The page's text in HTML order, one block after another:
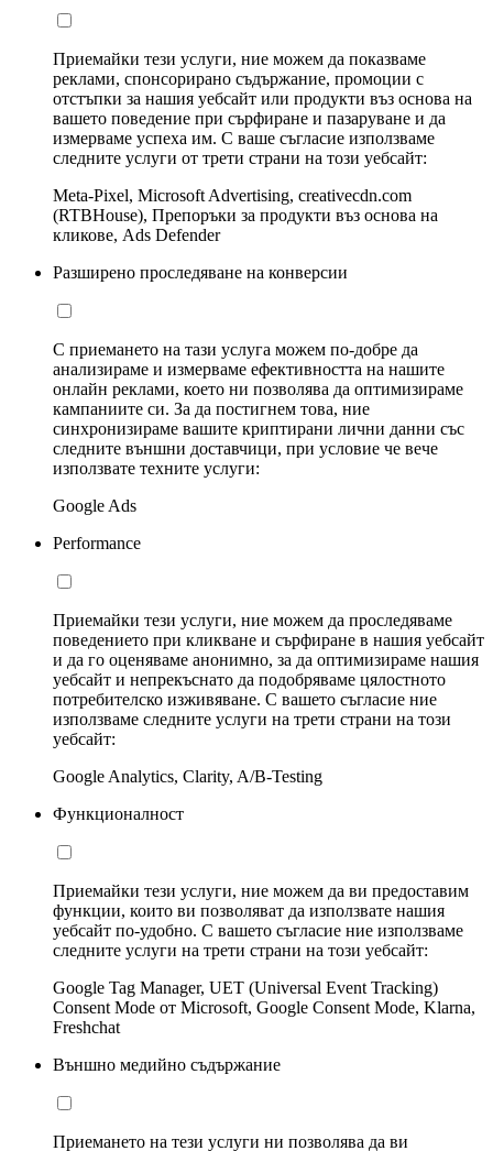
Приемайки тези услуги, ние можем да показваме
реклами, спонсорирано съдържание, промоции с
отстъпки за нашия уебсайт или продукти въз основа на
вашето поведение при сърфиране и пазаруване и да
измерваме успеха им. С ваше съгласие използваме
следните услуги от трети страни на този уебсайт:
Meta-Pixel, Microsoft Advertising, creativecdn.com
(RTBHouse), Препоръки за продукти въз основа на
кликове, Ads Defender
Разширено проследяване на конверсии
С приемането на тази услуга можем по-добре да
анализираме и измерваме ефективността на нашите
онлайн реклами, което ни позволява да оптимизираме
кампаниите си. За да постигнем това, ние
синхронизираме вашите криптирани лични данни със
следните външни доставчици, при условие че вече
използвате техните услуги:
Google Ads
Performance
Приемайки тези услуги, ние можем да проследяваме
поведението при кликване и сърфиране в нашия уебсайт
и да го оценяваме анонимно, за да оптимизираме нашия
уебсайт и непрекъснато да подобряваме цялостното
потребителско изживяване. С вашето съгласие ние
използваме следните услуги на трети страни на този
уебсайт:
Google Analytics, Clarity, A/B-Testing
Функционалност
Приемайки тези услуги, ние можем да ви предоставим
функции, които ви позволяват да използвате нашия
уебсайт по-удобно. С вашето съгласие ние използваме
следните услуги на трети страни на този уебсайт:
Google Tag Manager, UET (Universal Event Tracking)
Consent Mode от Microsoft, Google Consent Mode, Klarna,
Freshchat
Външно медийно съдържание
Приемането на тези услуги ни позволява да ви